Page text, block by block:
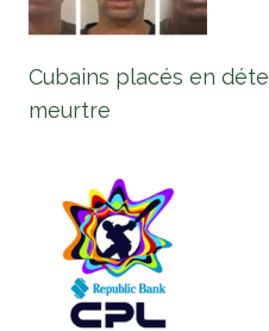
Cubains placés en
meurtre